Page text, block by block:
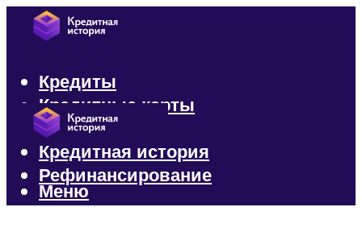
Кредиты
Кредитные карты
Микрозаймы
Кредитная история
Рефинансирование
Меню